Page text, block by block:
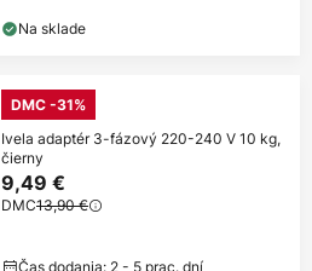
Na sklade
DMC -31%
Ivela adaptér 3-fázový 220-240 V 10 kg,
čierny
9,49 €
DMC13,90 €